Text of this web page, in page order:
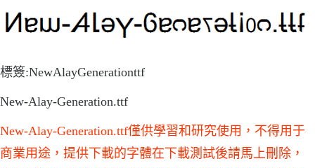
標簽:NewAlayGenerationttf
New-Alay-Generation.ttf
New-Alay-Generation.ttf僅供學習和研究使用，不得用于
商業用途，提供下載的字體在下載測試後請馬上刪除，